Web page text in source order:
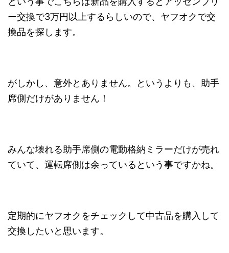
ー交換で3万円以上するらしいので、ヤフオクで交
換品を探します。
がしかし、意外とありません。というよりも、助手
席側だけがありません！
みんな壊れる助手席側の電動格納ミラーだけが売れ
ていて、運転席側は余っているという事ですかね。
定期的にヤフオクをチェックして中古品を購入して
交換したいと思います。